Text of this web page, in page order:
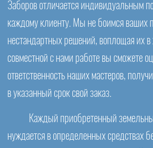
Заборов отличается индивидуальным
каждому клиенту. Мы не боимся ваших
нестандартных решений, воплощая их
совместной с нами работе вы сможете
ответственность наших мастеров,
в указанный срок свой заказ.
Каждый приобретенный
нуждается в определенных средствах